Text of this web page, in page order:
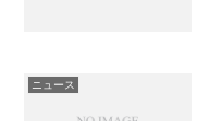
ニュース